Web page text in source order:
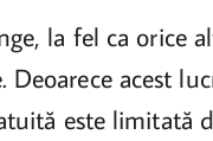
la fel ca
acest
este limitată